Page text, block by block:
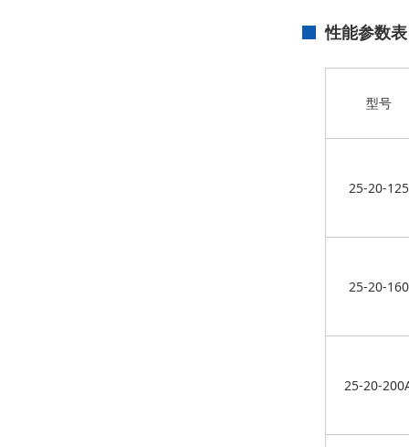
性能参数表
型号
25-20-125
25-20-160
25-20-